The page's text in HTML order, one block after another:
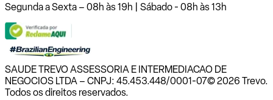
Segunda a Sexta – 08h às 19h | Sábado - 08h às 13h
SAUDE TREVO ASSESSORIA E INTERMEDIACAO DE
NEGOCIOS LTDA – CNPJ: 45.453.448/0001-07© 2026 Trevo.
Todos os direitos reservados.